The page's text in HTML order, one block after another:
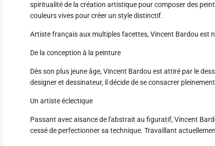
spiritualité de la création artistique pour composer des
couleurs vives pour créer un style distinctif.
Artiste français aux multiples facettes, Vincent Bardou est
De la conception à la peinture
Dès son plus jeune âge, Vincent Bardou est attiré par le
designer et dessinateur, il décide de se consacrer
Un artiste éclectique
Passant avec aisance de l'abstrait au figuratif, Vincent
cessé de perfectionner sa technique. Travaillant